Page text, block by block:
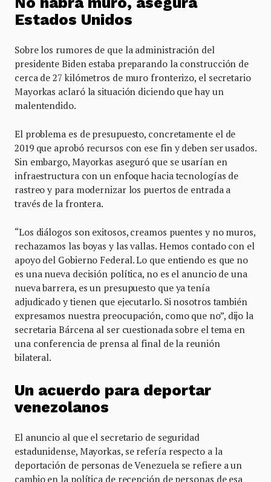
Estados Unidos
Sobre los rumores de que la administración del
presidente Biden estaba preparando la construcción de
cerca de 27 kilómetros de muro fronterizo, el secretario
Mayorkas aclaró la situación diciendo que hay un
malentendido.
El problema es de presupuesto, concretamente el de
2019 que aprobó recursos con ese fin y deben ser usados.
Sin embargo, Mayorkas aseguró que se usarían en
infraestructura con un enfoque hacia tecnologías de
rastreo y para modernizar los puertos de entrada a
través de la frontera.
“Los diálogos son exitosos, creamos puentes y no muros,
rechazamos las boyas y las vallas. Hemos contado con el
apoyo del Gobierno Federal. Lo que entiendo es que no
es una nueva decisión política, no es el anuncio de una
nueva barrera, es un presupuesto que ya tenía
adjudicado y tienen que ejecutarlo. Si nosotros también
expresamos nuestra preocupación, como que no”, dijo la
secretaria Bárcena al ser cuestionada sobre el tema en
una conferencia de prensa al final de la reunión
bilateral.
Un acuerdo para deportar
venezolanos
El anuncio al que el secretario de seguridad
estadunidense, Mayorkas, se refería respecto a la
deportación de personas de Venezuela se refiere a un
cambio en la política de recepción de personas de esa